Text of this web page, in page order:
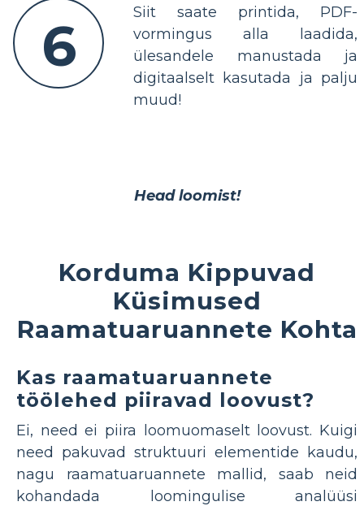
6
Siit saate printida, PDF-
vormingus alla laadida,
ülesandele manustada ja
digitaalselt kasutada ja palju
muud!
Head loomist!
Korduma Kippuvad
Küsimused
Raamatuaruannete Kohta
Kas raamatuaruannete
töölehed piiravad loovust?
Ei, need ei piira loomuomaselt loovust. Kuigi
need pakuvad struktuuri elementide kaudu,
nagu raamatuaruannete mallid, saab neid
kohandada loomingulise analüüsi